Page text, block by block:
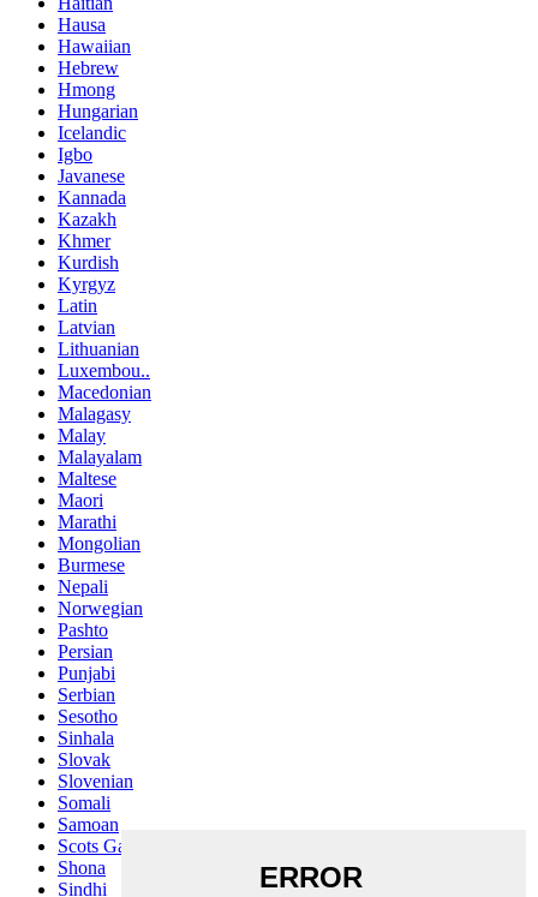
Hausa
Hawaiian
Hebrew
Hmong
Hungarian
Icelandic
Igbo
Javanese
Kannada
Kazakh
Khmer
Kurdish
Kyrgyz
Latin
Latvian
Lithuanian
Luxembou..
Macedonian
Malagasy
Malay
Malayalam
Maltese
Maori
Marathi
Mongolian
Burmese
Nepali
Norwegian
Pashto
Persian
Punjabi
Serbian
Sesotho
Sinhala
Slovak
Slovenian
Somali
Samoan
Scots Gaelic
Shona
Sindhi